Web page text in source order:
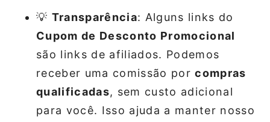
💡 Transparência: Alguns links do
Cupom de Desconto Promocional
são links de afiliados. Podemos
receber uma comissão porcompras
qualificadas, sem custo adicional
para você. Isso ajuda a manter nosso